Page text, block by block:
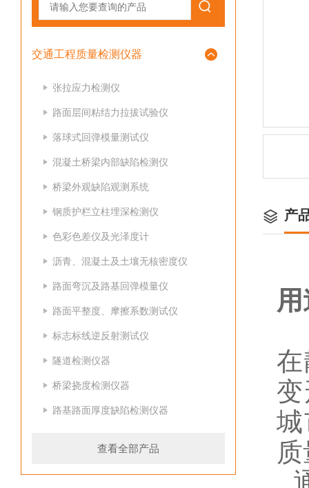
交通工程质量检测仪器
张拉应力检测仪
路面层间粘结力拉拔试验仪
落球式回弹模量测试仪
混凝土桥梁内部缺陷检测仪
桥梁外观缺陷观测系统
钢质护栏立柱埋深检测仪
色彩色差仪及光泽度计
沥青、混凝土及土壤无核密度仪
路面弯沉及路基回弹模量仪
路面平整度、摩擦系数测试仪
标志标线逆反射测试仪
隧道检测仪器
桥梁挠度检测仪器
路基路面厚度缺陷检测仪器
查看全部产品
产